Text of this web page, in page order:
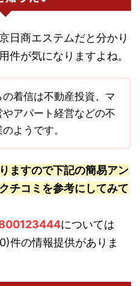
商エステムだと分かり
件が気になりますよね。
の着信は不動産投資、マ
やアパート経営などの不
ようです。
ますので下記の簡易アン
チコミを参考にしてみて
については
件の情報提供がありま